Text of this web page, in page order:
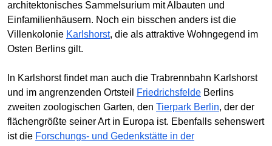
architektonisches Sammelsurium mit Albauten und
Einfamilienhäusern. Noch ein bisschen anders ist die
Villenkolonie Karlshorst, die als attraktive Wohngegend im
Osten Berlins gilt.
In Karlshorst findet man auch die Trabrennbahn Karlshorst
und im angrenzenden Ortsteil
Friedrichsfelde Berlins
zweiten zoologischen Garten, den Tierpark Berlin, der der
flächengrößte seiner Art in Europa ist. Ebenfalls sehenswert
ist die Forschungs- und Gedenkstätte in der